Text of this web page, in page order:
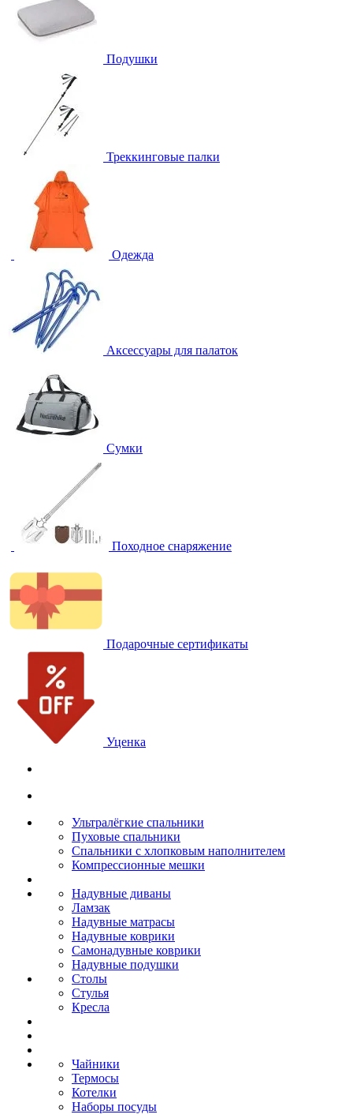
Подушки
Треккинговые палки
Одежда
Аксессуары для палаток
Сумки
Походное снаряжение
Подарочные сертификаты
Уценка
Ультралёгкие спальники
Пуховые спальники
Спальники с хлопковым наполнителем
Компрессионные мешки
Надувные диваны
Ламзак
Надувные матрасы
Надувные коврики
Самонадувные коврики
Надувные подушки
Столы
Стулья
Кресла
Чайники
Термосы
Котелки
Наборы посуды